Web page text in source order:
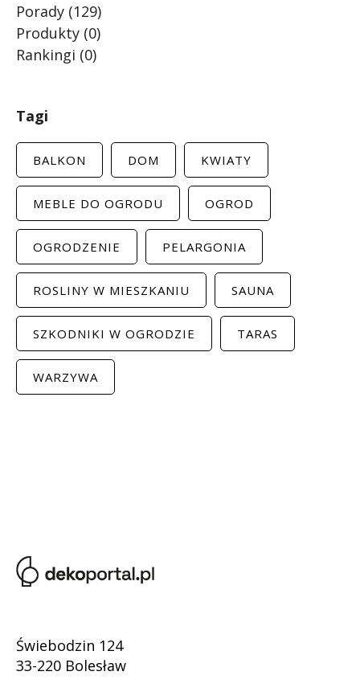
Porady (129)
Produkty (0)
Rankingi (0)
Tagi
BALKON DOM KWIATY
MEBLE DO OGRODU OGROD
OGRODZENIE PELARGONIA
ROSLINY W MIESZKANIU SAUNA
SZKODNIKI W OGRODZIE TARAS
WARZYWA
Świebodzin 124
33-220 Bolesław